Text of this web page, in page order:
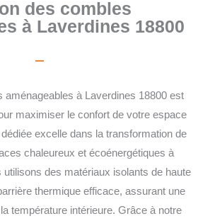
des combles
à Laverdines 18800
aménageables à Laverdines 18800 est
maximiser le confort de votre espace
excelle dans la transformation de
chaleureux et écoénergétiques à
utilisons des matériaux isolants de haute
thermique efficace, assurant une
température intérieure. Grâce à notre